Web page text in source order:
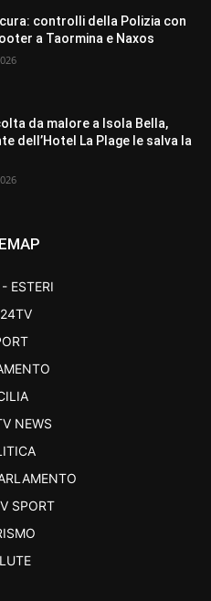
controlli della Polizia con
a Taormina e Naxos
da malore a Isola Bella,
dell’Hotel La Plage le salva la
ESTERI
NEWS
SPORT